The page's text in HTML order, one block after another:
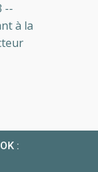
à la
: